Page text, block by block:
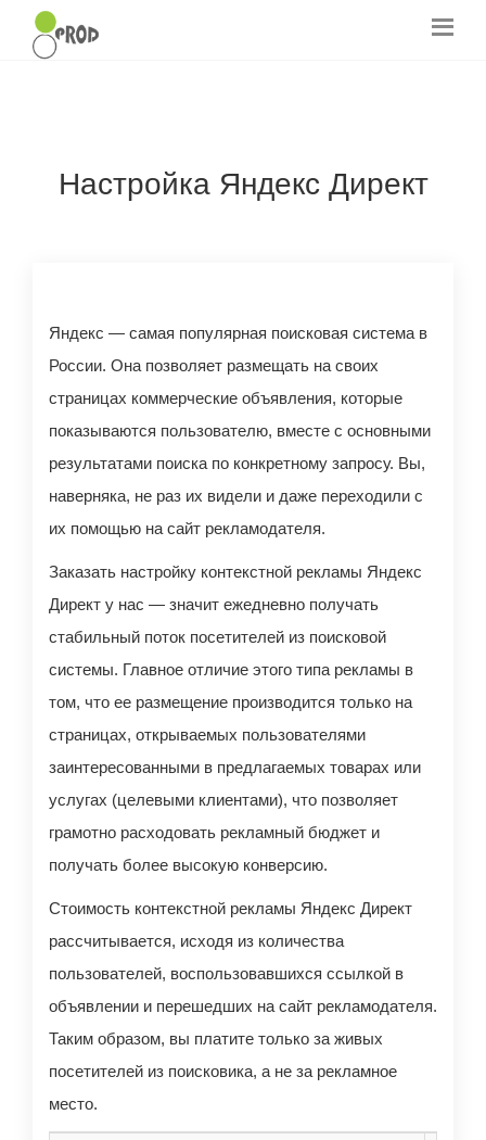
Настройка Яндекс Директ
Яндекс — самая популярная поисковая система в
России. Она позволяет размещать на своих
страницах коммерческие объявления, которые
показываются пользователю, вместе с основными
результатами поиска по конкретному запросу. Вы,
наверняка, не раз их видели и даже переходили с
их помощью на сайт рекламодателя.
Заказать настройку контекстной рекламы Яндекс
Директ у нас — значит ежедневно получать
стабильный поток посетителей из поисковой
системы. Главное отличие этого типа рекламы в
том, что ее размещение производится только на
страницах, открываемых пользователями
заинтересованными в предлагаемых товарах или
услугах (целевыми клиентами), что позволяет
грамотно расходовать рекламный бюджет и
получать более высокую конверсию.
Стоимость контекстной рекламы Яндекс Директ
рассчитывается, исходя из количества
пользователей, воспользовавшихся ссылкой в
объявлении и перешедших на сайт рекламодателя.
Таким образом, вы платите только за живых
посетителей из поисковика, а не за рекламное
место.